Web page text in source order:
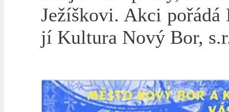
Ježíškovi. Akci
jí Kultura Nový Bor,